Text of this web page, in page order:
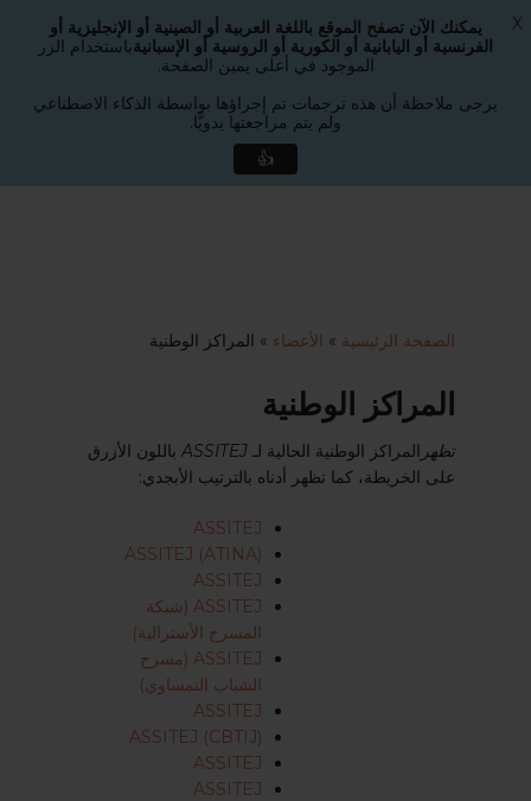
بحث
القائمة
الصفحة الرئيسية » الأعضاء » المراكز الوطنية
المراكز الوطنية
تظهر المراكز الوطنية الحالية لـASSITEJ باللون الأزرق
على الخريطة، كما تظهر أدناه بالترتيب الأبجدي:
ASSITEJ
ASSITEJ (ATINA)
ASSITEJ
ASSITEJ (شبكة
المسرح الأسترالية)
ASSITEJ (مسرح
الشباب النمساوي)
ASSITEJ
ASSITEJ (CBTIJ)
ASSITEJ
ASSITEJ
القائمة
يمكنك الآن تصفح الموقع باللغة العربية أو الصينية أو الإنجليزية أو
الفرنسية أو اليابانية أو الكورية أو الروسية أو الإسبانيةباستخدام الزر
الموجود في أعلى يمين الصفحة.
يرجى ملاحظة أن هذه ترجمات تم إجراؤها بواسطة الذكاء الاصطناعي
ولم يتم مراجعتها يدويًّا.
👍
X